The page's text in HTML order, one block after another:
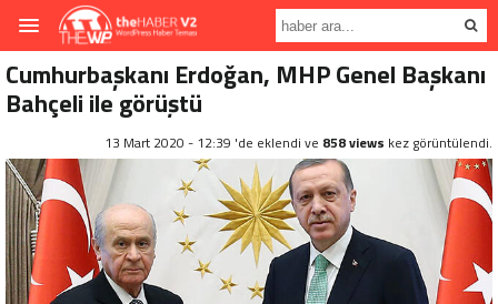
Cumhurbaşkanı Erdoğan, MHP Genel Başkanı
Bahçeli ile görüştü
13 Mart 2020 - 12:39 'de eklendi ve 858 views kez görüntülendi.